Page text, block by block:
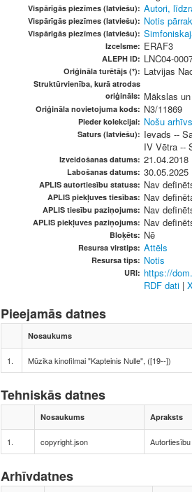
Vispārīgās piezīmes (latviešu): Autori,
Vispārīgās piezīmes (latviešu): Notis
Vispārīgās piezīmes (latviešu):
Izcelsme: ERAF3
ALEPH ID: LNC04-
Oriģināla turētājs (*): Latvijas
Struktūrvienība, kurā atrodas
oriģināls: Mākslas
Oriģināla novietojuma kods: N3/11869
Pieder kolekcijai: Nošu
Saturs (latviešu): Ievads --
IV Vētra --
Izveidošanas datums: 21.04.2018
Labošanas datums: 30.05.2025
APLIS autortiesību statuss: Nav
APLIS piekļuves tiesības: Nav
APLIS tiesību paziņojums: Nav
APLIS piekļuves paziņojums: Nav
Bloķēts: Nē
Resursa virstips: Attēls
Resursa tips: Notis
URI: https://
RDF dati |
Pieejamās datnes
Nosaukums
1. Mūzika kinofilmai "Kapteinis Nulle", ([19--])
Tehniskās datnes
Nosaukums Apraksts
1. copyright.json Autortiesību
Arhīvdatnes